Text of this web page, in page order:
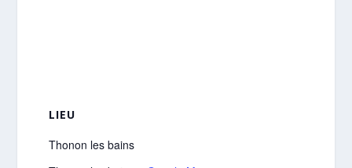
LIEU
Thonon les bains